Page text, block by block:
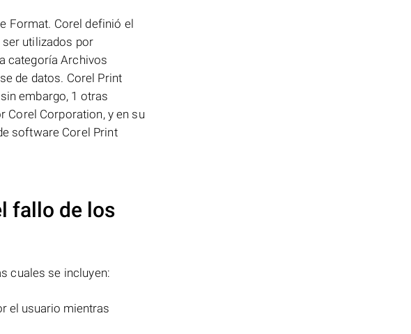
Format. Corel definió el
utilizados por
categoría Archivos
de datos. Corel Print
embargo, 1 otras
Corel Corporation, y en su
software Corel Print
fallo de los
cuales se incluyen:
el usuario mientras